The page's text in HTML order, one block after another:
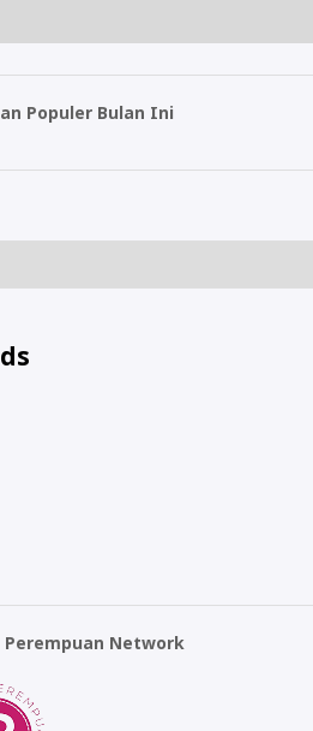
Populer Bulan Ini
Perempuan Network